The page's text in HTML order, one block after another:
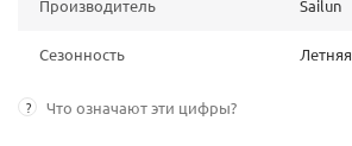
Производитель Sailun
Сезонность Летняя
? Что означают эти цифры?